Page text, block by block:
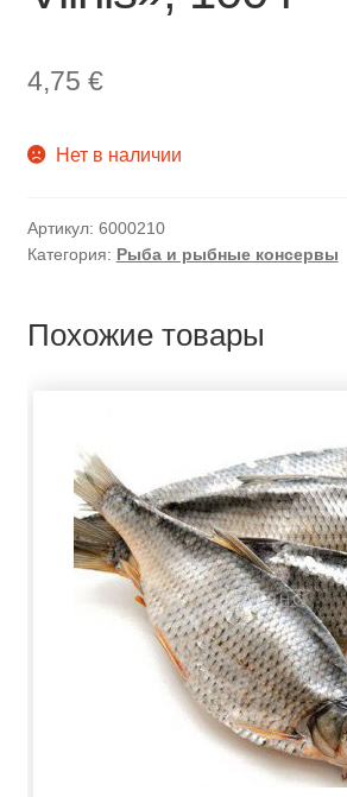
4,75 €
Нет в наличии
Артикул: 6000210
Категория: Рыба и рыбные консервы
Похожие товары